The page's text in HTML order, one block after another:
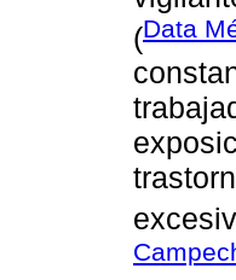
(Data